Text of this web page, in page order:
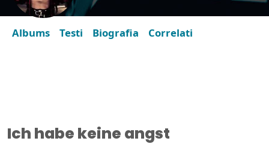
Albums Testi Biografia Correlati
Ich habe keine angst